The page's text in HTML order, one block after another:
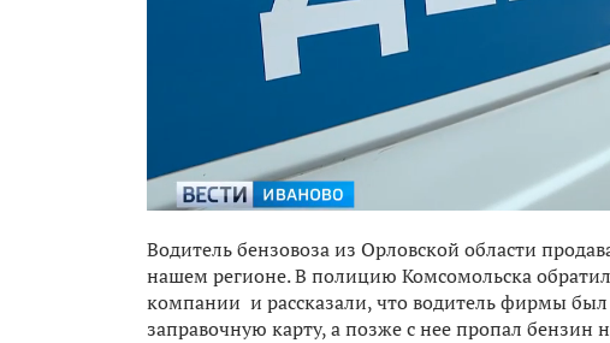
Водитель бензовоза из Орловской области
нашем регионе. В полицию Комсомольска
компании и рассказали, что водитель фирмы был
заправочную карту, а позже с нее пропал бензин